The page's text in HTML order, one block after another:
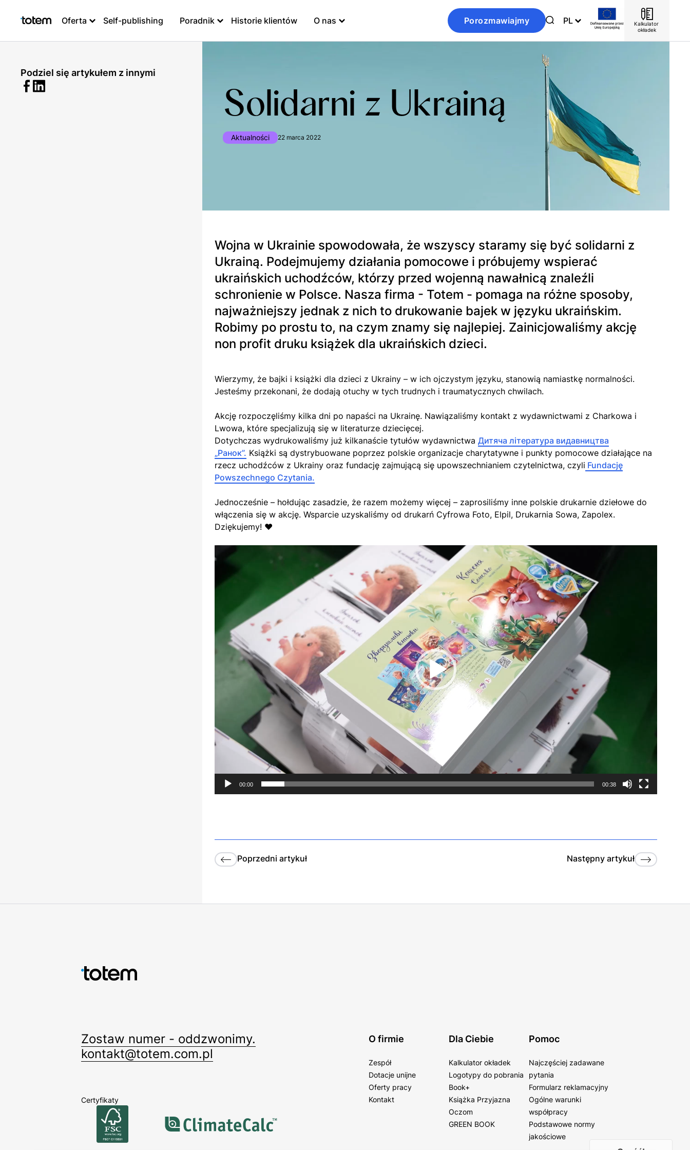
Oferta Self-publishing Poradnik Historie klientów O nas Porozmawiajmy PL
Kalkulator
okładek
Podziel się artykułem z innymi
Solidarni z Ukrainą
Aktualności 22 marca 2022
Wojna w Ukrainie spowodowała, że wszyscy staramy się być solidarni z
Ukrainą. Podejmujemy działania pomocowe i próbujemy wspierać
ukraińskich uchodźców, którzy przed wojenną nawałnicą znaleźli
schronienie w Polsce. Nasza firma - Totem - pomaga na różne sposoby,
najważniejszy jednak z nich to drukowanie bajek w języku ukraińskim.
Robimy po prostu to, na czym znamy się najlepiej. Zainicjowaliśmy akcję
non profit druku książek dla ukraińskich dzieci.
Wierzymy, że bajki i książki dla dzieci z Ukrainy – w ich ojczystym języku, stanowią namiastkę normalności.
Jesteśmy przekonani, że dodają otuchy w tych trudnych i traumatycznych chwilach.
Akcję rozpoczęliśmy kilka dni po napaści na Ukrainę. Nawiązaliśmy kontakt z wydawnictwami z Charkowa i
Lwowa, które specjalizują się w literaturze dziecięcej.
Dotychczas wydrukowaliśmy już kilkanaście tytułów wydawnictwa Дитяча література видавництва
„Ранок”. Książki są dystrybuowane poprzez polskie organizacje charytatywne i punkty pomocowe działające na
rzecz uchodźców z Ukrainy oraz fundację zajmującą się upowszechnianiem czytelnictwa, czyli Fundację
Powszechnego Czytania.
Jednocześnie – hołdując zasadzie, że razem możemy więcej – zaprosiliśmy inne polskie drukarnie dziełowe do
włączenia się w akcję. Wsparcie uzyskaliśmy od drukarń Cyfrowa Foto, Elpil, Drukarnia Sowa, Zapolex.
Dziękujemy! ❤️
Odtwarzacz
video
00:00 00:38
Poprzedni artykuł Następny artykuł
Zostaw numer - oddzwonimy.
kontakt@totem.com.pl
Certyfikaty
O firmie
Zespół
Dotacje unijne
Oferty pracy
Kontakt
Dla Ciebie
Kalkulator okładek
Logotypy do pobrania
Book+
Książka Przyjazna
Oczom
GREEN BOOK
Pomoc
Najczęściej zadawane
pytania
Formularz reklamacyjny
Ogólne warunki
współpracy
Podstawowe normy
jakościowe